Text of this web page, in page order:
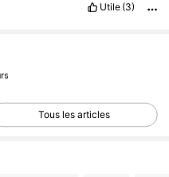
Utile (3)
de naviguer
Tous les articles